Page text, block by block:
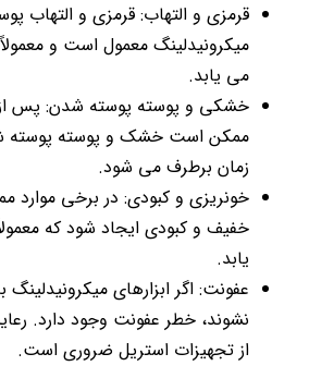
قرمزی و التهاب: قرمزی و التهاب
میکرونیدلینگ معمول است و
می یابد.
خشکی و پوسته پوسته شدن: پس از
ممکن است خشک و پوسته پوسته
زمان برطرف می شود.
خونریزی و کبودی: در برخی موارد
خفیف و کبودی ایجاد شود که
یابد.
عفونت: اگر ابزارهای
نشوند، خطر عفونت وجود دارد.
از تجهیزات استریل ضروری است.